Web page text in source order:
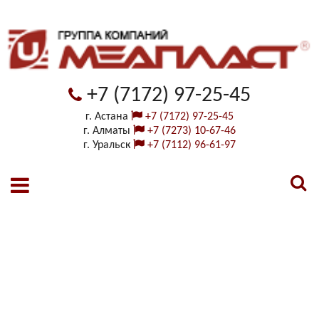
+7 (7172) 97-25-45
г. Астана
+7 (7172) 97-25-45
г. Алматы
+7 (7273) 10-67-46
г. Уральск
+7 (7112) 96-61-97